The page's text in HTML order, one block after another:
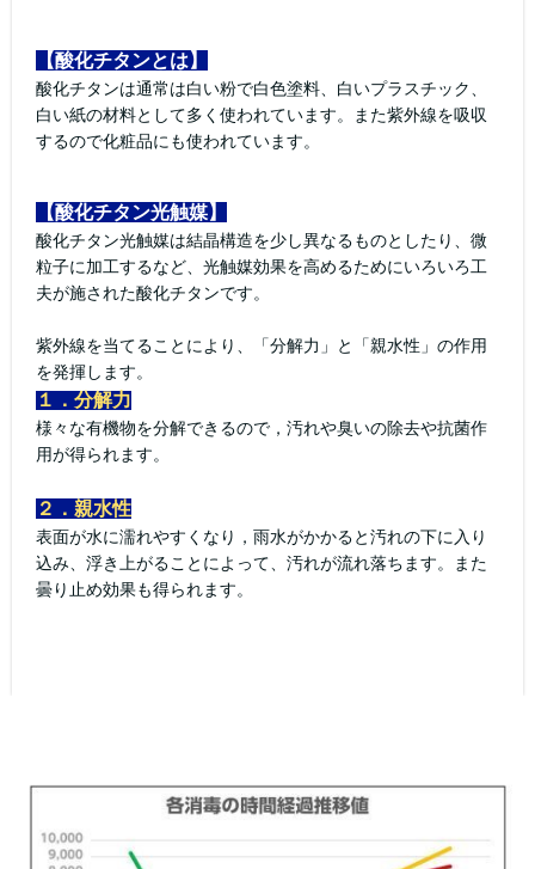
【酸化チタンとは】
酸化チタンは通常は白い粉で白色塗料、白いプラスチック、
白い紙の材料として多く使われています。また紫外線を吸収
するので化粧品にも使われています。
【酸化チタン光触媒】
酸化チタン光触媒は結晶構造を少し異なるものとしたり、微
粒子に加工するなど、光触媒効果を高めるためにいろいろ工
夫が施された酸化チタンです。
紫外線を当てることにより、「分解力」と「親水性」の作用
を発揮します。
１．分解力
様々な有機物を分解できるので，汚れや臭いの除去や抗菌作
用が得られます。
２．親水性
表面が水に濡れやすくなり，雨水がかかると汚れの下に入り
込み、浮き上がることによって、汚れが流れ落ちます。また
曇り止め効果も得られます。